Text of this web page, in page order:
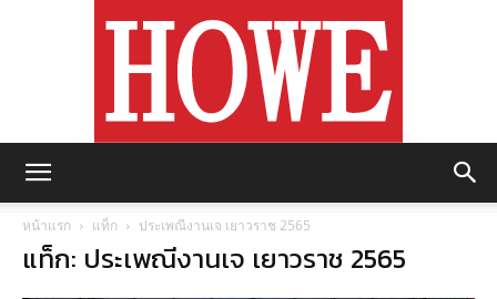
หน้าแรก แท็ก ประเพณีงานเจ เยาวราช 2565
แท็ก: ประเพณีงานเจ เยาวราช 2565